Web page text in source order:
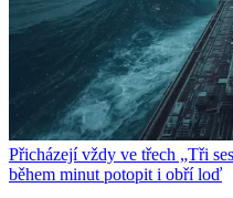
Přicházejí vždy ve třech „Tři
během minut potopit i obří loď